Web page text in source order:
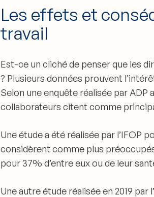
Les effets et
travail
Est-ce un cliché de penser que les
? Plusieurs données prouvent
Selon une enquête réalisée par ADP
collaborateurs citent comme
Une étude a été réalisée par l’IFOP
considèrent comme plus
pour 37% d’entre eux ou de leur
Une autre étude réalisée en 2019